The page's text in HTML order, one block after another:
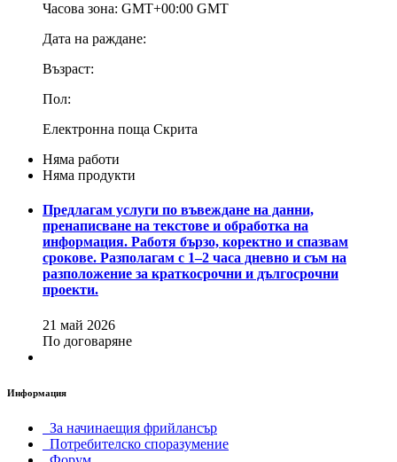
Часова зона: GMT+00:00 GMT
Дата на раждане:
Възраст:
Пол:
Електронна поща Скрита
Няма работи
Няма продукти
Предлагам услуги по въвеждане на данни,
пренаписване на текстове и обработка на
информация. Работя бързо, коректно и спазвам
срокове. Разполагам с 1–2 часа дневно и съм на
разположение за краткосрочни и дългосрочни
проекти.
21 май 2026
По договаряне
Информация
За начинаещия фрийлансър
Потребителско споразумение